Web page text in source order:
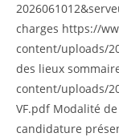
charges https://
content/uploads/
des lieux
content/uploads/
VF.pdf Modalité
candidature